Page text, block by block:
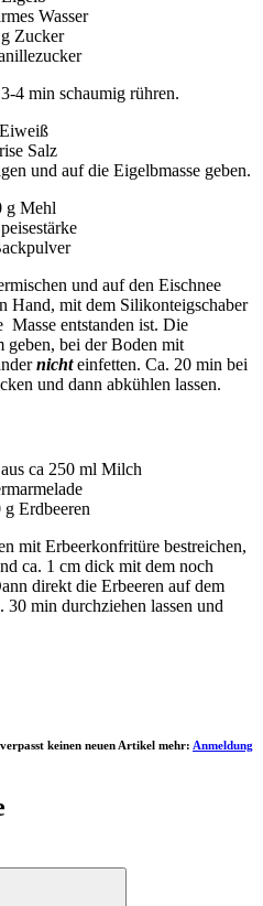
Wasser
Zucker
4 min schaumig rühren.
Salz
und auf die Eigelbmasse geben.
g Mehl
und auf den Eischnee
Hand, mit dem Silikonteigschaber
Masse entstanden ist. Die
geben, bei der Boden mit
nichteinfetten. Ca. 20 min bei
und dann abkühlen lassen.
ca 250 ml Milch
Erdbeeren
mit Erbeerkonfritüre bestreichen,
ca. 1 cm dick mit dem noch
direkt die Erbeeren auf dem
min durchziehen lassen und
keinen neuen Artikel mehr: Anmeldung